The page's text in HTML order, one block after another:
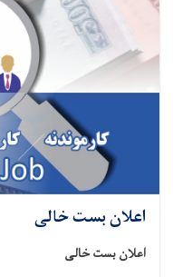
اعلان بست خالی
اعلان بست خالی